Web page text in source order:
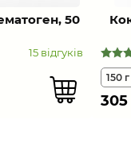
50
15 відгуків
150 г
305